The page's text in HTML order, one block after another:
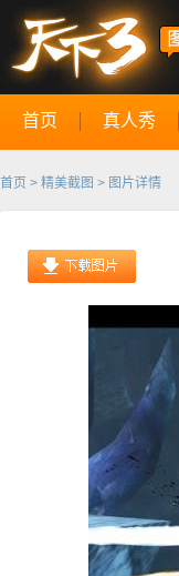
首页 真人秀
首页 > 精美截图 > 图片详情